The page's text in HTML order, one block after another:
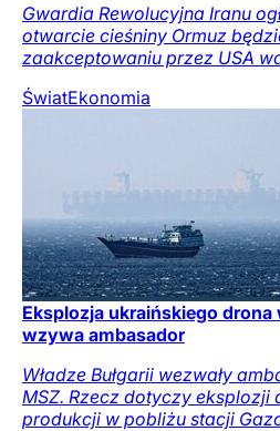
Gwardia Rewolucyjna Iranu
otwarcie cieśniny Ormuz
zaakceptowaniu przez USA
ŚwiatEkonomia
Eksplozja ukraińskiego drona
wzywa ambasador
Władze Bułgarii wezwały
MSZ. Rzecz dotyczy eksplozji
produkcji w pobliżu stacji